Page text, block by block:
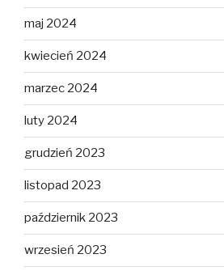
maj 2024
kwiecień 2024
marzec 2024
luty 2024
grudzień 2023
listopad 2023
październik 2023
wrzesień 2023